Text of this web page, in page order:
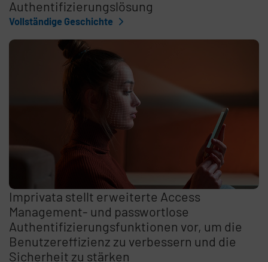
Authentifizierungslösung
Vollständige Geschichte
Imprivata stellt erweiterte Access
Management- und passwortlose
Authentifizierungsfunktionen vor, um die
Benutzereffizienz zu verbessern und die
Sicherheit zu stärken